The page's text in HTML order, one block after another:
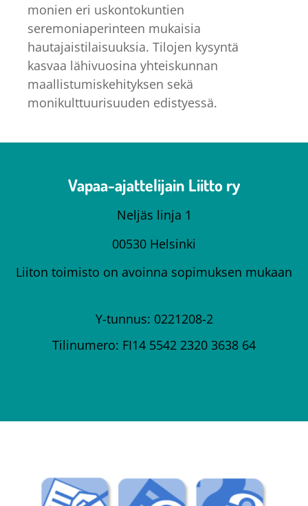
monien eri uskontokuntien
seremoniaperinteen mukaisia
hautajaistilaisuuksia. Tilojen kysyntä
kasvaa lähivuosina yhteiskunnan
maallistumiskehityksen sekä
monikulttuurisuuden edistyessä.
Vapaa-ajattelijain Liitto ry
Neljäs linja 1
00530 Helsinki
Liiton toimisto on avoinna sopimuksen mukaan
Y-tunnus: 0221208-2
Tilinumero: FI14 5542 2320 3638 64